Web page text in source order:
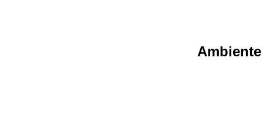
Ambiente